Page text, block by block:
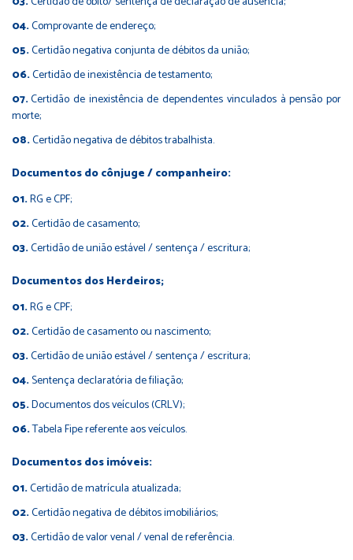
Comprovante de endereço;
Certidão negativa conjunta de débitos da união;
Certidão de inexistência de testamento;
Certidão de inexistência de dependentes vinculados à pensão por
morte;
Certidão negativa de débitos trabalhista.
Documentos do cônjuge / companheiro:
RG e CPF;
Certidão de casamento;
Certidão de união estável / sentença / escritura;
Documentos dos Herdeiros;
RG e CPF;
Certidão de casamento ou nascimento;
Certidão de união estável / sentença / escritura;
Sentença declaratória de filiação;
Documentos dos veículos (CRLV);
Tabela Fipe referente aos veículos.
Documentos dos imóveis:
Certidão de matrícula atualizada;
Certidão negativa de débitos imobiliários;
Certidão de valor venal / venal de referência.